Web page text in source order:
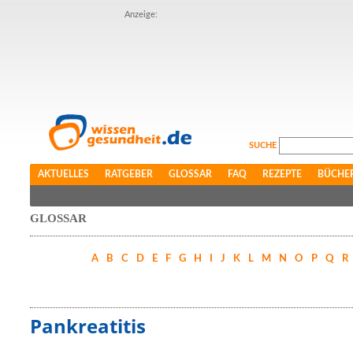
Anzeige:
SUCHE
AKTUELLES RATGEBER GLOSSAR FAQ REZEPTE
GLOSSAR
A B C D E F G H J K L M N O P Q R
Pankreatitis